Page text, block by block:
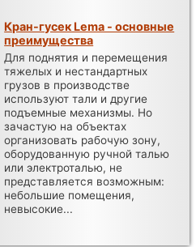
Кран-гусек Lema - основные
преимущества
Для поднятия и перемещения
тяжелых и нестандартных
грузов в производстве
используют тали и другие
подъемные механизмы. Но
зачастую на объектах
организовать рабочую зону,
оборудованную ручной талью
или электроталью, не
представляется возможным:
небольшие помещения,
невысокие...